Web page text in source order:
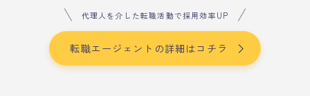
代理人を介した転職活動で採用効率UP
転職エージェントの詳細はコチラ